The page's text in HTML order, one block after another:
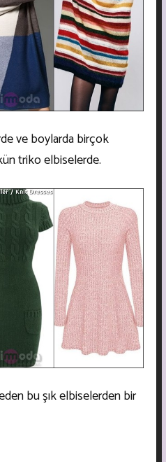
ve boylarda birçok
triko elbiselerde.
bu şık elbiselerden bir